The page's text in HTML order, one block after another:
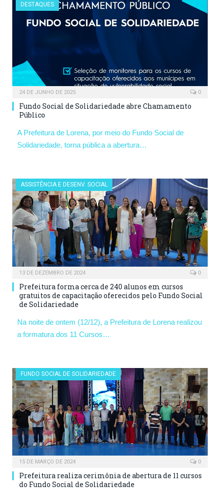
DESTAQUES
24 DE JUNHO DE 2025 0
Fundo Social de Solidariedade abre Chamamento
Público
A Prefeitura de Lorena, por meio do Fundo Social de
Solidariedade, torna pública a abertura…
ASSISTÊNCIA E DESENV. SOCIAL
13 DE DEZEMBRO DE 2024 0
Prefeitura forma cerca de 240 alunos em cursos
gratuitos de capacitação oferecidos pelo Fundo Social
de Solidariedade
Na noite de ontem (12/12), a Prefeitura de Lorena realizou
a formatura dos 11 Cursos…
FUNDO SOCIAL DE SOLIDARIEDADE
15 DE MARÇO DE 2024 0
Prefeitura realiza cerimônia de abertura de 11 cursos
do Fundo Social de Solidariedade